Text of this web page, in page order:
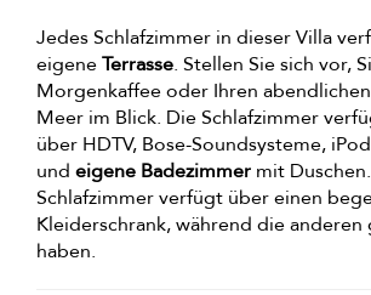
Jedes Schlafzimmer in dieser Villa
eigeneTerrasse. Stellen Sie sich vor,
Morgenkaffee oder Ihren
Meer im Blick. Die Schlafzimmer
über HDTV, Bose-Soundsysteme,
und eigene Badezimmer mit
Schlafzimmer verfügt über einen
Kleiderschrank, während die anderen
haben.